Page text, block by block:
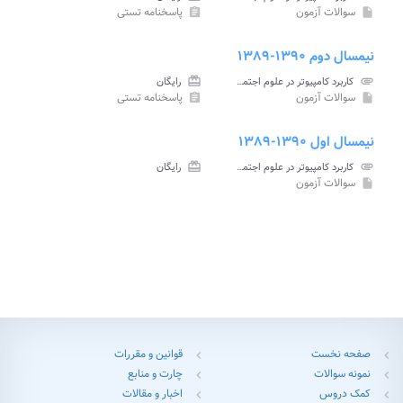
insert_drive_file سوالات آزمون assignment پاسخنامه تستی
نیمسال دوم ۱۳۹۰-۱۳۸۹
attachment کاربرد کامپیوتر در علوم اجتماعی پیام نور card_giftcard رایگان
insert_drive_file سوالات آزمون assignment پاسخنامه تستی
نیمسال اول ۱۳۹۰-۱۳۸۹
attachment کاربرد کامپیوتر در علوم اجتماعی پیام نور card_giftcard رایگان
insert_drive_file سوالات آزمون
chevron_left صفحه نخست chevron_left قوانین و مقررات
chevron_left نمونه سوالات chevron_left چارت و منابع
chevron_left کمک دروس chevron_left اخبار و مقالات